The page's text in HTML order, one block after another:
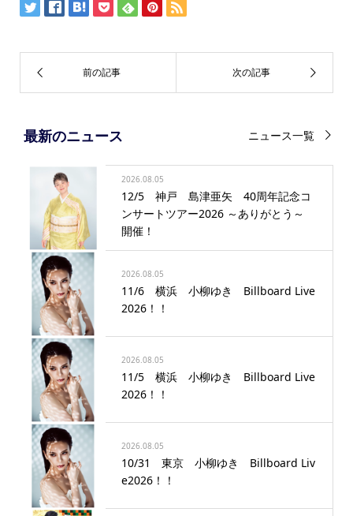
最新のニュース ニュース一覧
2026.08.05
12/5 神戸 島津亜矢 40周年記念コ
ンサートツアー2026 ～ありがとう～
開催！
2026.08.05
11/6 横浜 小柳ゆき Billboard Live
2026！！
2026.08.05
11/5 横浜 小柳ゆき Billboard Live
2026！！
2026.08.05
10/31 東京 小柳ゆき Billboard Liv
e2026！！